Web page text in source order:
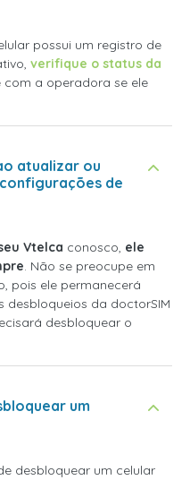
possui um registro de
verifique o status da
com a operadora se ele
atualizar ou
de
Vtelca conosco, ele
. Não se preocupe em
pois ele permanecerá
da doctorSIM
desbloquear o
um
desbloquear um celular